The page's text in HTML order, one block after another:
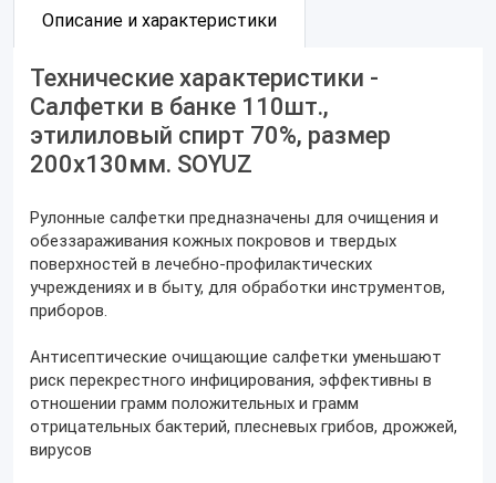
Описание и характеристики
Технические характеристики -
Салфетки в банке 110шт.,
этилиловый спирт 70%, размер
200х130мм. SOYUZ
Рулонные салфетки предназначены для очищения и
обеззараживания кожных покровов и твердых
поверхностей в лечебно-профилактических
учреждениях и в быту, для обработки инструментов,
приборов.
Антисептические очищающие салфетки уменьшают
риск перекрестного инфицирования, эффективны в
отношении грамм положительных и грамм
отрицательных бактерий, плесневых грибов, дрожжей,
вирусов